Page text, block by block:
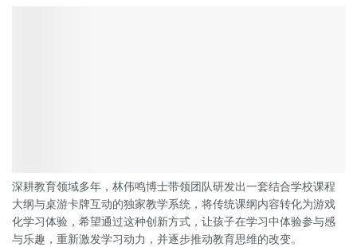
深耕教育领域多年，林伟鸣博士带领团队研发出一套结合学校课程
大纲与桌游卡牌互动的独家教学系统，将传统课纲内容转化为游戏
化学习体验，希望通过这种创新方式，让孩子在学习中体验参与感
与乐趣，重新激发学习动力，并逐步推动教育思维的改变。